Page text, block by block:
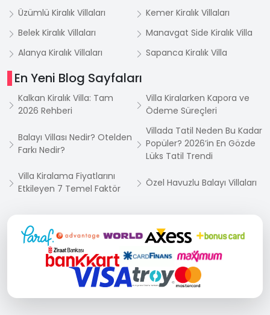
Üzümlü Kiralık Villaları
Kemer Kiralık Villaları
Belek Kiralık Villaları
Manavgat Side Kiralık Villa
Alanya Kiralık Villaları
Sapanca Kiralık Villa
En Yeni Blog Sayfaları
Kalkan Kiralık Villa: Tam
2026 Rehberi
Villa Kiralarken Kapora ve
Ödeme Süreçleri
Balayı Villası Nedir? Otelden
Farkı Nedir?
Villada Tatil Neden Bu Kadar
Popüler? 2026’in En Gözde
Lüks Tatil Trendi
Villa Kiralama Fiyatlarını
Etkileyen 7 Temel Faktör
Özel Havuzlu Balayı Villaları